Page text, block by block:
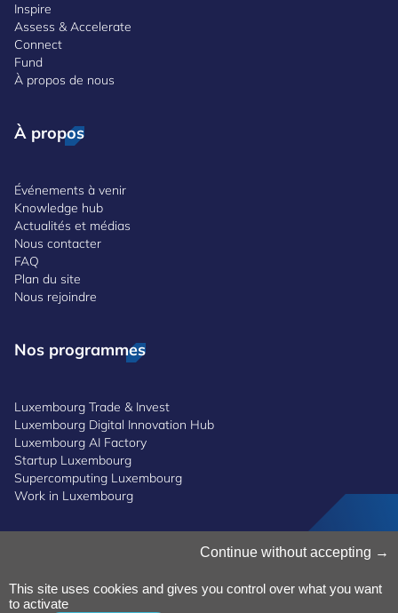
Inspire
Assess & Accelerate
Connect
Fund
À propos de nous
À propos
Événements à venir
Knowledge hub
Actualités et médias
Nous contacter
FAQ
Plan du site
Nous rejoindre
Nos programmes
Luxembourg Trade & Invest
Luxembourg Digital Innovation Hub
Luxembourg AI Factory
Startup Luxembourg
Supercomputing Luxembourg
Work in Luxembourg
Notice de confidentialité
Conditions générales d’utilisation
Continue without accepting
This site uses cookies and gives you control over what you want
to activate